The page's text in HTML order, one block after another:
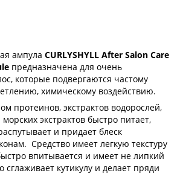
ампула CURLYSHYLL After Salon Care
предназначена для очень
которые подвергаются частому
химическому воздействию.
протеинов, экстрактов водорослей,
экстрактов быстро питает,
и придает блеск
Средство имеет легкую текстуру
впитывается и имеет не липкий
кутикулу и делает пряди